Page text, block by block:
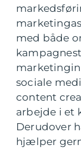
med både
sociale
content
arbejde i et
Derudover
hjælper